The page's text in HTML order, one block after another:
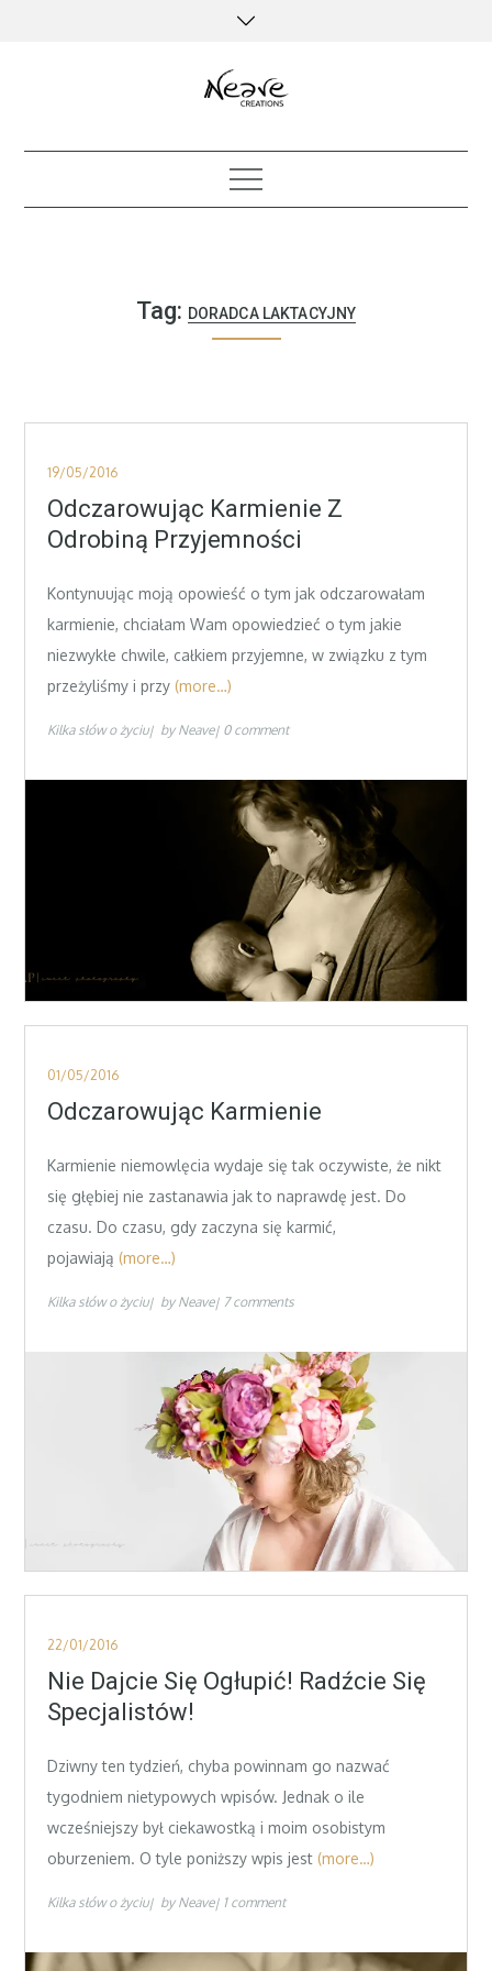
Tag: DORADCA LAKTACYJNY
Posted
on
19/05/2016
Odczarowując Karmienie Z
Odrobiną Przyjemności
Kontynuując moją opowieść o tym jak odczarowałam
karmienie, chciałam Wam opowiedzieć o tym jakie
niezwykłe chwile, całkiem przyjemne, w związku z tym
przeżyliśmy i przy (more…)
Kilka słów o życiu by Neave 0 comment
Posted
on
01/05/2016
Odczarowując Karmienie
Karmienie niemowlęcia wydaje się tak oczywiste, że nikt
się głębiej nie zastanawia jak to naprawdę jest. Do
czasu. Do czasu, gdy zaczyna się karmić,
pojawiają (more…)
Kilka słów o życiu by Neave 7 comments
Posted
on
22/01/2016
Nie Dajcie Się Ogłupić! Radźcie Się
Specjalistów!
Dziwny ten tydzień, chyba powinnam go nazwać
tygodniem nietypowych wpisów. Jednak o ile
wcześniejszy był ciekawostką i moim osobistym
oburzeniem. O tyle poniższy wpis jest (more…)
Kilka słów o życiu by Neave 1 comment